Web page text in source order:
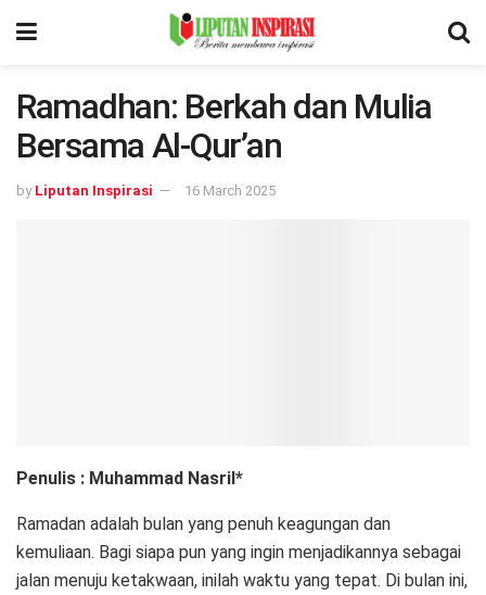
Ramadhan: Berkah dan Mulia
Bersama Al-Qur’an
by Liputan Inspirasi 16 March 2025
Penulis : Muhammad Nasril*
Ramadan adalah bulan yang penuh keagungan dan
kemuliaan. Bagi siapa pun yang ingin menjadikannya sebagai
jalan menuju ketakwaan, inilah waktu yang tepat. Di bulan ini,